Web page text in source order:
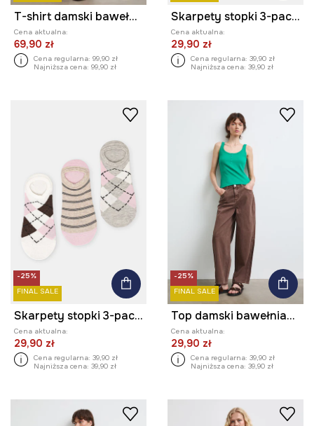
T-shirt damski bawełniany z elastanem
Cena aktualna:
69,90 zł
Cena regularna: 99,90 zł
Najniższa cena: 99,90 zł
Skarpety stopki 3-pack damskie z bawełną
Cena aktualna:
29,90 zł
Cena regularna: 39,90 zł
Najniższa cena: 39,90 zł
-25%
FINAL SALE
Skarpety stopki 3-pack damskie z bawełną
Cena aktualna:
29,90 zł
Cena regularna: 39,90 zł
Najniższa cena: 39,90 zł
-25%
FINAL SALE
Top damski bawełniany z elastanem gładki
Cena aktualna:
29,90 zł
Cena regularna: 39,90 zł
Najniższa cena: 39,90 zł